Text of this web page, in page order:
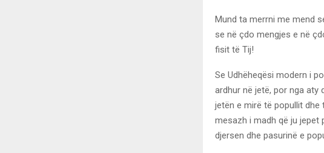
Mund ta merrni me mend
se në çdo mengjes e në
fisit të Tij!
Se Udhëheqësi modern i
ardhur në jetë, por nga
jetën e mirë të popullit
mesazh i madh që ju jepet
djersen dhe pasurinë e